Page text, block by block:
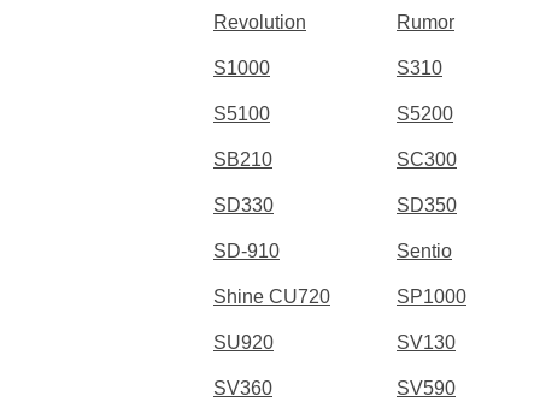
Revolution Rumor
S1000 S310
S5100 S5200
SB210 SC300
SD330 SD350
SD-910 Sentio
Shine CU720 SP1000
SU920 SV130
SV360 SV590